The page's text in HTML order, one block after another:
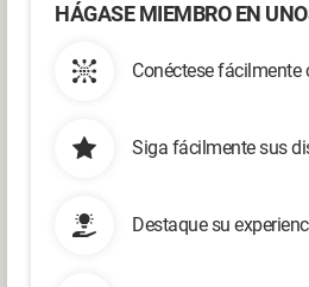
HÁGASE MIEMBRO EN
Conéctese fácilmente
Siga fácilmente sus
Destaque su